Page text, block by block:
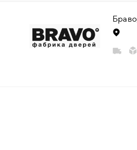
ДЕКОРАТИВНЫЕ
КЛЮЧЕВИНЫ